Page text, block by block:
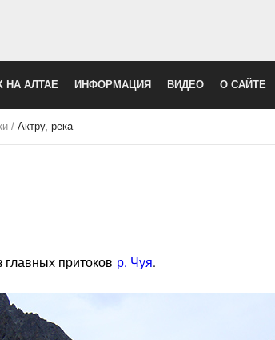
НА АЛТАЕ ИНФОРМАЦИЯ ВИДЕО О САЙТЕ
/ Актру, река
притоков р. Чуя.